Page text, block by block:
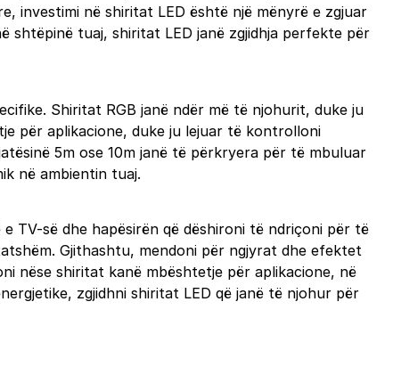
investimi në shiritat LED është një mënyrë e zgjuar
shtëpinë tuaj, shiritat LED janë zgjidhja perfekte për
Shiritat RGB janë ndër më të njohurit, duke ju
për aplikacione, duke ju lejuar të kontrolloni
5m ose 10m janë të përkryera për të mbuluar
në ambientin tuaj.
TV-së dhe hapësirën që dëshironi të ndriçoni për të
Gjithashtu, mendoni për ngjyrat dhe efektet
nëse shiritat kanë mbështetje për aplikacione, në
zgjidhni shiritat LED që janë të njohur për